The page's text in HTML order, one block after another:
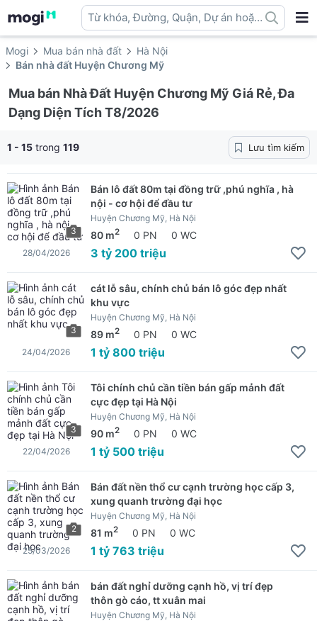
Từ khóa, Đường, Quận, Dự án hoặc
địa danh ...
Mogi Mua bán nhà đất
Hà Nội
Bán nhà đất Huyện Chương Mỹ
Mua bán Nhà Đất Huyện Chương Mỹ Giá Rẻ, Đa
Dạng Diện Tích T8/2026
1 - 15 trong 119 Lưu tìm kiếm
3
Bán lô đất 80m tại đồng trữ ,phú nghĩa , hà
nội - cơ hội để đầu tư
Huyện Chương Mỹ, Hà Nội
80 m2 0 PN 0 WC
3 tỷ 200 triệu
28/04/2026
3
cát lỗ sâu, chính chủ bán lô góc đẹp nhất
khu vực
Huyện Chương Mỹ, Hà Nội
89 m2 0 PN 0 WC
1 tỷ 800 triệu
24/04/2026
3
Tôi chính chủ cần tiền bán gấp mảnh đất
cực đẹp tại Hà Nội
Huyện Chương Mỹ, Hà Nội
90 m2 0 PN 0 WC
1 tỷ 500 triệu
22/04/2026
2
Bán đất nền thổ cư cạnh trường học cấp 3,
xung quanh trường đại học
Huyện Chương Mỹ, Hà Nội
81 m2 0 PN 0 WC
1 tỷ 763 triệu
25/03/2026
bán đất nghỉ dưỡng cạnh hồ, vị trí đẹp
thôn gò cáo, tt xuân mai
Huyện Chương Mỹ, Hà Nội